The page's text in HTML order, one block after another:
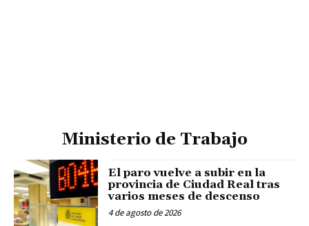
Ministerio de Trabajo
El paro vuelve a subir en la
provincia de Ciudad Real tras
varios meses de descenso
4 de agosto de 2026